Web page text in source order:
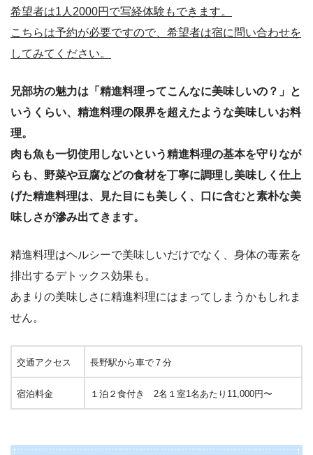
希望者は1人2000円で写経体験もできます。
こちらは予約が必要ですので、希望者は宿に問い合わせを
してみてください。
兄部坊の魅力は「精進料理ってこんなに美味しいの？」と
いうくらい、精進料理の限界を超えたような美味しいお料
理。
肉も魚も一切使用しないという精進料理の基本を守りなが
らも、野菜や豆腐などの食材を丁寧に調理し美味しく仕上
げた精進料理は、見た目にも美しく、口に含むと素朴な美
味しさが滲み出てきます。
精進料理はヘルシーで美味しいだけでなく、身体の毒素を
排出するデトックス効果も。
あまりの美味しさに精進料理にはまってしまうかもしれま
せん。
交通アクセス 長野駅から車で７分
宿泊料金 １泊２食付き 2名１室1名あたり11,000円〜